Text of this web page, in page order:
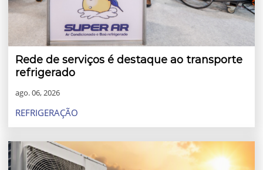
Rede de serviços é destaque ao transporte
refrigerado
ago. 06, 2026
REFRIGERAÇÃO